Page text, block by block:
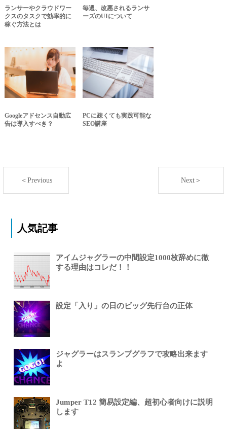
ランサーやクラウドワー
クスのタスクで効率的に
稼ぐ方法とは
毎週、改悪されるランサ
ーズのUIについて
Googleアドセンス自動広
告は導入すべき？
PCに疎くても実践可能な
SEO講座
＜Previous Next＞
人気記事
アイムジャグラーの中間設定1000枚辞めに徹
する理由はコレだ！！
設定「入り」の日のビッグ先行台の正体
ジャグラーはスランプグラフで攻略出来ます
よ
Jumper T12 簡易設定編、超初心者向けに説明
します